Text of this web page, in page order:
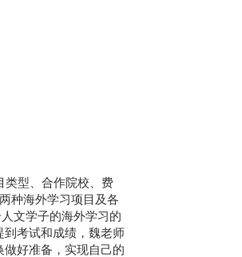
类型、合作院校、费
种海外学习项目及各
文学子的海外学习的
到考试和成绩，魏老师
好准备，实现自己的